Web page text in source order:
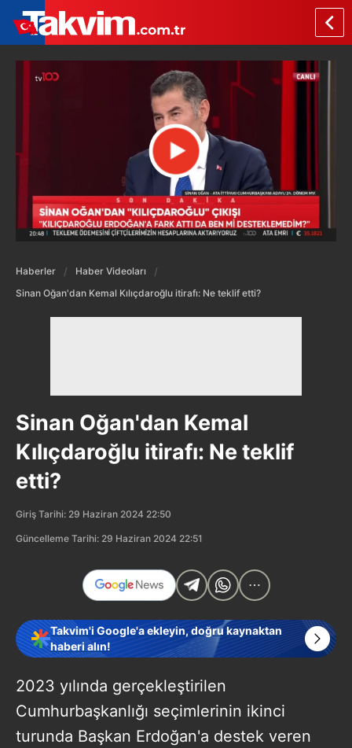
Haberler
Haber Videoları
Sinan Oğan'dan Kemal Kılıçdaroğlu itirafı: Ne teklif etti?
Sinan Oğan'dan Kemal
Kılıçdaroğlu itirafı: Ne teklif
etti?
Giriş Tarihi: 29 Haziran 2024 22:50
Güncelleme Tarihi: 29 Haziran 2024 22:51
Takvim'i Google'a ekleyin, doğru kaynaktan
haberi alın!
2023 yılında gerçekleştirilen
Cumhurbaşkanlığı seçimlerinin ikinci
turunda Başkan Erdoğan'a destek veren